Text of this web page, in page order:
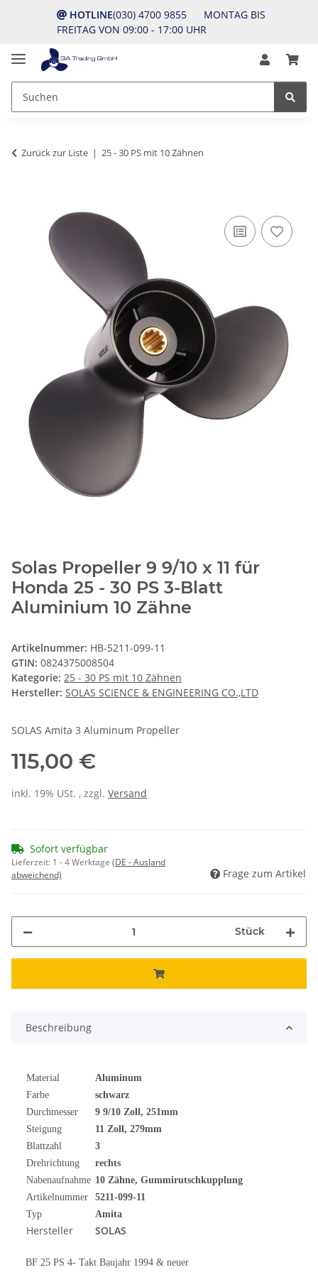
HOTLINE(030) 4700 9855 MONTAG BIS
FREITAG VON 09:00 - 17:00 UHR
Zurück zur Liste 25 - 30 PS mit 10 Zähnen
Solas Propeller 9 9/10 x 11 für
Honda 25 - 30 PS 3-Blatt
Aluminium 10 Zähne
Artikelnummer: HB-5211-099-11
GTIN: 0824375008504
Kategorie: 25 - 30 PS mit 10 Zähnen
Hersteller: SOLAS SCIENCE & ENGINEERING CO.,LTD
SOLAS Amita 3 Aluminum Propeller
115,00 €
inkl. 19% USt. , zzgl. Versand
Sofort verfügbar
Lieferzeit: 1 - 4 Werktage (DE - Ausland
abweichend)
Frage zum Artikel
Stück
Beschreibung
Material
Aluminum
Farbe
schwarz
Durchmesser
9 9/10 Zoll, 251mm
Steigung
11 Zoll, 279mm
Blattzahl
3
Drehrichtung
rechts
Nabenaufnahme 10 Zähne, Gummirutschkupplung
Artikelnummer
5211-099-11
Typ
Amita
Hersteller SOLAS
BF 25 PS 4- Takt Baujahr 1994 & neuer